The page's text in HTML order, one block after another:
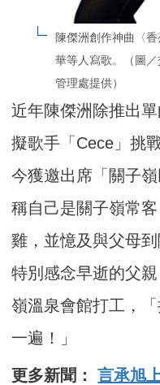
陳傑洲創作神曲〈
華等人寫歌。（圖
管理處提供）
近年陳傑洲除推出
擬歌手「Cece」挑
今獲邀出席「關子
稱自己是關子嶺常
雞，並憶及與父母
特別感念早逝的父
嶺溫泉會館打工，
一遍！」
更多新聞：言承旭